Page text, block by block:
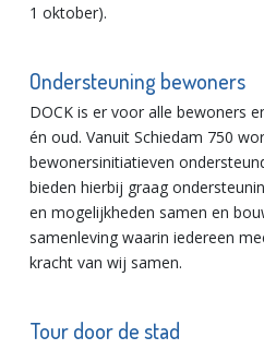
1 oktober).
Ondersteuning bewoners
DOCK is er voor alle bewoners
én oud. Vanuit Schiedam 750
bewonersinitiatieven
bieden hierbij graag
en mogelijkheden samen en
samenleving waarin iedereen
kracht van wij samen.
Tour door de stad